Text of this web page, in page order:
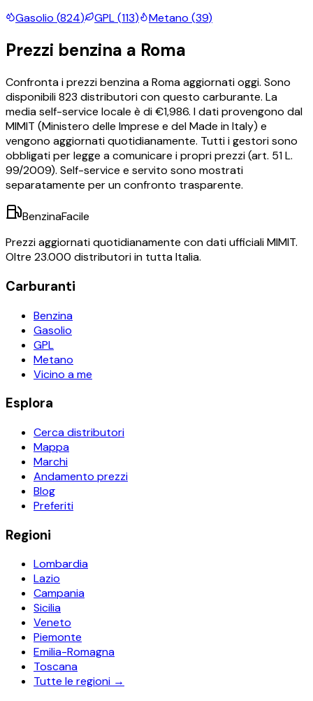
Gasolio (824) GPL(113) Metano (39)
Prezzi benzina a Roma
Confronta i prezzibenzinaaRomaaggiornati oggi. Sono
disponibili823 distributori con questo carburante. La
media self-service locale è di €1,986. I dati provengono dal
MIMIT (Ministero delle Imprese e del Made in Italy) e
vengono aggiornati quotidianamente. Tutti i gestori sono
obbligati per legge a comunicare i propri prezzi (art. 51 L.
99/2009). Self-service e servito sono mostrati
separatamente per un confronto trasparente.
BenzinaFacile
Prezzi aggiornati quotidianamente con dati ufficiali MIMIT.
Oltre 23.000 distributori in tutta Italia.
Carburanti
Benzina
Gasolio
GPL
Metano
Vicino a me
Esplora
Cerca distributori
Mappa
Marchi
Andamento prezzi
Blog
Preferiti
Regioni
Lombardia
Lazio
Campania
Sicilia
Veneto
Piemonte
Emilia-Romagna
Toscana
Tutte le regioni →